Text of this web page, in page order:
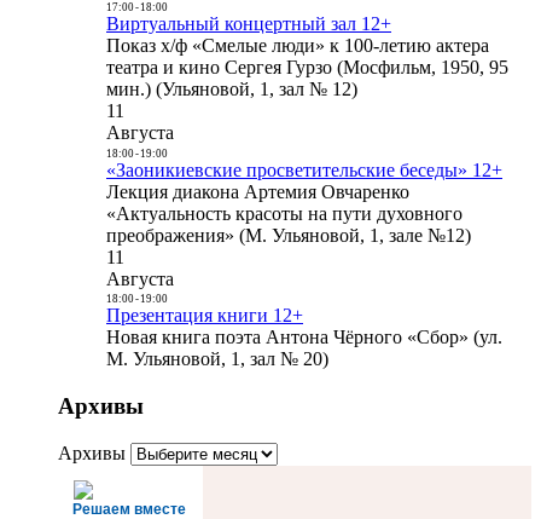
17:00- 18:00
Виртуальный концертный зал 12+
Показ х/ф «Смелые люди» к 100-летию актера
театра и кино Сергея Гурзо (Мосфильм, 1950, 95
мин.) (Ульяновой, 1, зал № 12)
11
Августа
18:00- 19:00
«Заоникиевские просветительские беседы» 12+
Лекция диакона Артемия Овчаренко
«Актуальность красоты на пути духовного
преображения» (М. Ульяновой, 1, зале №12)
11
Августа
18:00- 19:00
Презентация книги 12+
Новая книга поэта Антона Чёрного «Сбор» (ул.
М. Ульяновой, 1, зал № 20)
Архивы
Архивы
Решаем вместе